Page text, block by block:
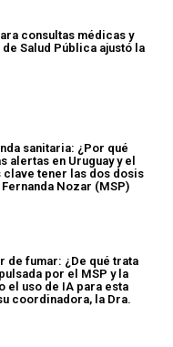
consultas médicas y
Salud Pública ajustó la
sanitaria: ¿Por qué
alertas en Uruguay y el
clave tener las dos dosis
Nozar (MSP)
de fumar: ¿De qué trata
por el MSP y la
el uso de IA para esta
coordinadora, la Dra.